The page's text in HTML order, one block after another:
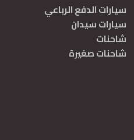
سيارات الدفع الرباعي
سيارات سيدان
شاحنات
شاحنات صغيرة